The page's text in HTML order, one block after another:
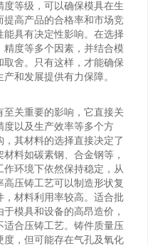
等级，可以确保模具在生
提高产品的合格率和市场竞
具有决定性影响。在选择
度等多个因素，并结合模
舍。只有这样，才能确保
和发展提供有力保障。
关重要的影响，它直接关
度以及生产效率等多个方
其材料的选择直接决定了
料如碳素钢、合金钢等，
环境下依然保持稳定，从
压铸工艺可以制造形状复
材料利用率较高。‌适合批
模具和设备的高昂造价，
合压铸工艺。‌铸件质量‌压
，但可能存在气孔及氧化